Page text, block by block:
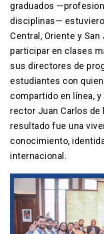
graduados
disciplinas—
Central, Oriente y
participar en clases
sus directores de
estudiantes con
compartido en línea, y
rector Juan Carlos de
resultado fue una
conocimiento,
internacional.